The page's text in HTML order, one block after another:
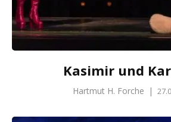
Kasimir und
Hartmut H. Forche |